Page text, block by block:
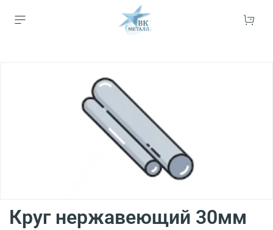
Круг нержавеющий 30мм